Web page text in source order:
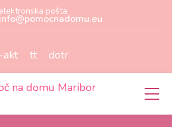
elektronska pošta
info@pomocnadomu.eu
akt tt dotr